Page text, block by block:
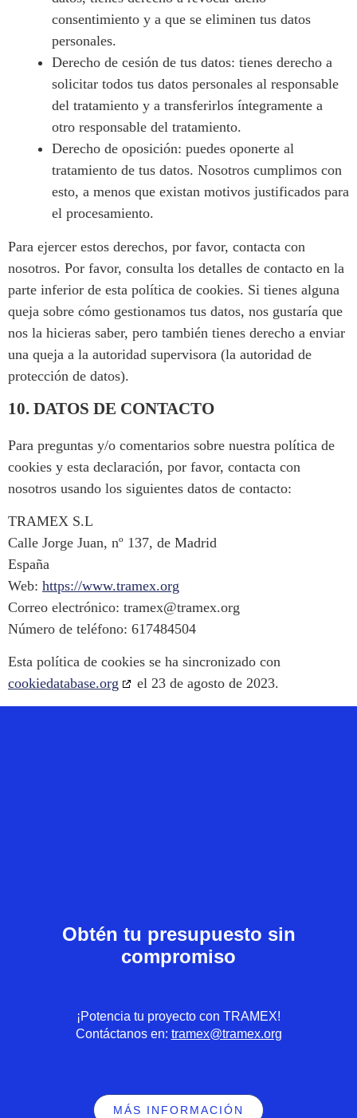
consentimiento y a que se eliminen tus datos
personales.
Derecho de cesión de tus datos: tienes derecho a
solicitar todos tus datos personales al responsable
del tratamiento y a transferirlos íntegramente a
otro responsable del tratamiento.
Derecho de oposición: puedes oponerte al
tratamiento de tus datos. Nosotros cumplimos con
esto, a menos que existan motivos justificados para
el procesamiento.
Para ejercer estos derechos, por favor, contacta con
nosotros. Por favor, consulta los detalles de contacto en la
parte inferior de esta política de cookies. Si tienes alguna
queja sobre cómo gestionamos tus datos, nos gustaría que
nos la hicieras saber, pero también tienes derecho a enviar
una queja a la autoridad supervisora (la autoridad de
protección de datos).
10. DATOS DE CONTACTO
Para preguntas y/o comentarios sobre nuestra política de
cookies y esta declaración, por favor, contacta con
nosotros usando los siguientes datos de contacto:
TRAMEX S.L
Calle Jorge Juan, nº 137, de Madrid
España
Web: https://www.tramex.org
Correo electrónico: tramex@tramex.org
Número de teléfono: 617484504
Esta política de cookies se ha sincronizado con
cookiedatabase.org
el 23 de agosto de 2023.
Obtén tu presupuesto sin
compromiso
¡Potencia tu proyecto con TRAMEX!
Contáctanos en: tramex@tramex.org
MÁS INFORMACIÓN